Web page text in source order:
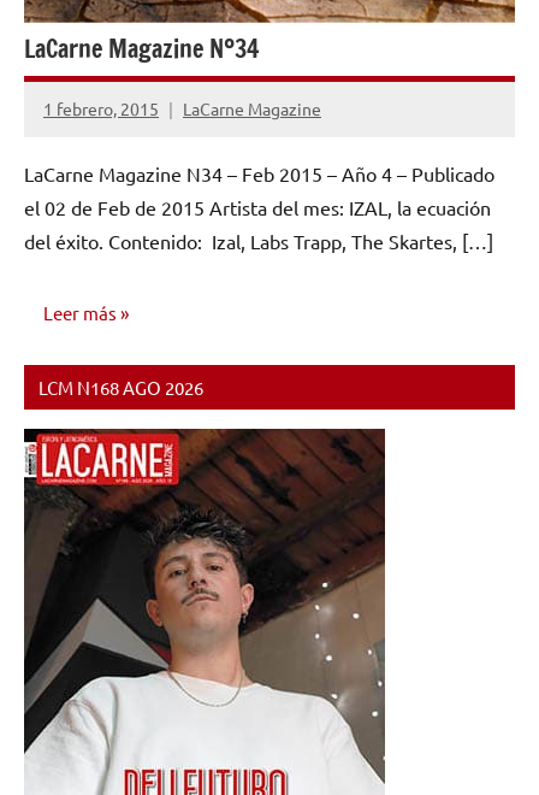
LaCarne Magazine Nº34
1 febrero, 2015 LaCarne Magazine
No
comentarios
LaCarne Magazine N34 – Feb 2015 – Año 4 – Publicado
el 02 de Feb de 2015 Artista del mes: IZAL, la ecuación
del éxito. Contenido: Izal, Labs Trapp, The Skartes, […]
Leer más
NÚMEROS
PUBLICADOS
LCM N168 AGO 2026